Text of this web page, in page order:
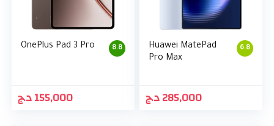
8.8
OnePlus Pad 3 Pro
155,000د.ج
6.8
Huawei MatePad
Pro Max
285,000د.ج